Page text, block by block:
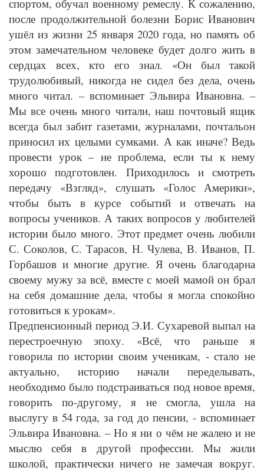
спортом, обучал военному ремеслу. К сожалению,
после продолжительной болезни Борис Иванович
ушёл из жизни 25 января 2020 года, но память об
этом замечательном человеке будет долго жить в
сердцах всех, кто его знал. «Он был такой
трудолюбивый, никогда не сидел без дела, очень
много читал. – вспоминает Эльвира Ивановна. –
Мы все очень много читали, наш почтовый ящик
всегда был забит газетами, журналами, почтальон
приносил их целыми сумками. А как иначе? Ведь
провести урок – не проблема, если ты к нему
хорошо подготовлен. Приходилось и смотреть
передачу «Взгляд», слушать «Голос Америки»,
чтобы быть в курсе событий и отвечать на
вопросы учеников. А таких вопросов у любителей
истории было много. Этот предмет очень любили
С. Соколов, С. Тарасов, Н. Чулева, В. Иванов, П.
Горбашов и многие другие. Я очень благодарна
своему мужу за всё, вместе с моей мамой он брал
на себя домашние дела, чтобы я могла спокойно
готовиться к урокам».
Предпенсионный период Э.И. Сухаревой выпал на
перестроечную эпоху. «Всё, что раньше я
говорила по истории своим ученикам, - стало не
актуально, историю начали переделывать,
необходимо было подстраиваться под новое время,
говорить по-другому, я не смогла, ушла на
выслугу в 54 года, за год до пенсии, - вспоминает
Эльвира Ивановна. – Но я ни о чём не жалею и не
мыслю себя в другой профессии. Мы жили
школой, практически ничего не замечая вокруг.